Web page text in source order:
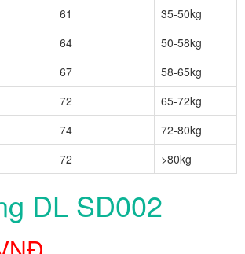
61
35-50kg
64
50-58kg
67
58-65kg
72
65-72kg
74
72-80kg
72 >80kg
DL SD002